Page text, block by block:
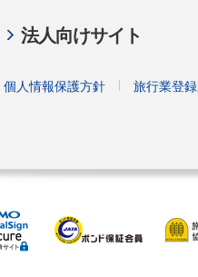
法人向けサイト
個人情報保護方針 旅行業登